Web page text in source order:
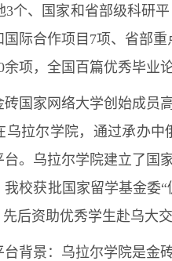
个、国家和省部级科研
际合作项目7项、省部
项，全国百篇优秀毕业论
砖国家网络大学创始成员
乌拉尔学院，通过承办
。乌拉尔学院建立了国
校获批国家留学基金
后资助优秀学生赴乌大
台背景：乌拉尔学院是金